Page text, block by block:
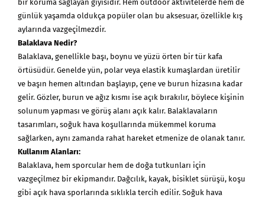
bir koruma sağlayan giyisidir. Hem outdoor aktivitelerde hem de
günlük yaşamda oldukça popüler olan bu aksesuar, özellikle kış
aylarında vazgeçilmezdir.
Balaklava Nedir?
Balaklava, genellikle başı, boynu ve yüzü örten bir tür kafa
örtüsüdür. Genelde yün, polar veya elastik kumaşlardan üretilir
ve başın hemen altından başlayıp, çene ve burun hizasına kadar
gelir. Gözler, burun ve ağız kısmı ise açık bırakılır, böylece kişinin
solunum yapması ve görüş alanı açık kalır. Balaklavaların
tasarımları, soğuk hava koşullarında mükemmel koruma
sağlarken, aynı zamanda rahat hareket etmenize de olanak tanır.
Kullanım Alanları:
Balaklava, hem sporcular hem de doğa tutkunları için
vazgeçilmez bir ekipmandır. Dağcılık, kayak, bisiklet sürüşü, koşu
gibi açık hava sporlarında sıklıkla tercih edilir. Soğuk hava